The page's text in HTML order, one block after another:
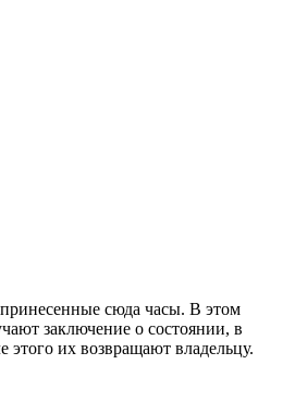
сюда часы. В этом
заключение о состоянии, в
этого их возвращают владельцу.